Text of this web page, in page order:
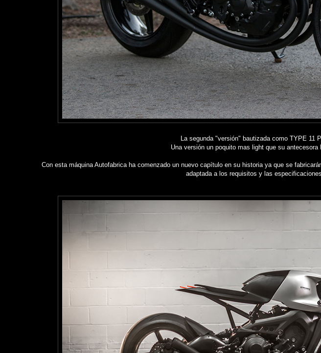
La segunda "versión" bautizada como TYPE 11
Una versión un poquito mas light que su antecesora
Con esta máquina Autofabrica ha comenzado un nuevo capítulo en su historia ya que se
adaptada a los requisitos y las